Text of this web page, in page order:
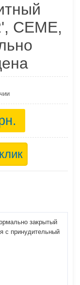
СЕМЕ,
закрытый
с принудительный